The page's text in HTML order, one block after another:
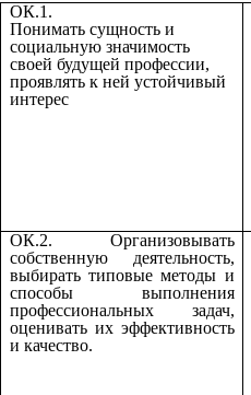
ОК.1.
Понимать сущность и
социальную значимость
своей будущей профессии,
проявлять к ней устойчивый
интерес
ОК.2. Организовывать
собственную деятельность,
выбирать типовые методы и
способы выполнения
профессиональных задач,
оценивать их эффективность
и качество.